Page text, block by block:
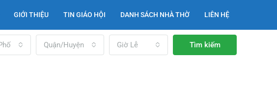
GIỚI THIỆU TIN GIÁO HỘI DANH SÁCH NHÀ THỜ LIÊN HỆ
Quận/Huyện Giờ Lễ Tìm kiếm